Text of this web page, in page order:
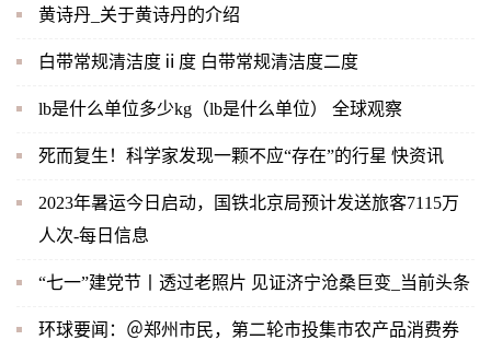
黄诗丹_关于黄诗丹的介绍
白带常规清洁度ⅱ度 白带常规清洁度二度
lb是什么单位多少kg（lb是什么单位） 全球观察
死而复生！科学家发现一颗不应“存在”的行星 快资讯
2023年暑运今日启动，国铁北京局预计发送旅客7115万
人次-每日信息
“七一”建党节丨透过老照片 见证济宁沧桑巨变_当前头条
环球要闻：＠郑州市民，第二轮市投集市农产品消费券